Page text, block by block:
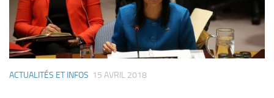
ACTUALITÉS ET INFOS 15 AVRIL 2018